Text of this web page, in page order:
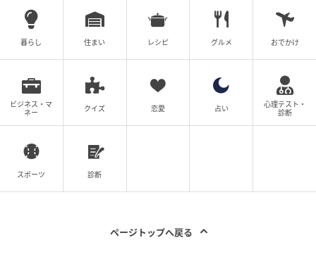
※本記事は、自社で募集したアンケートの回答者300名
の意見を集計した結果に基づき制作しています。社会
全体の意見を代表、あるいは断定するものではないこ
とを、あらかじめご了承ください。
※記事内の情報は執筆時点の内容です。
※コメントは原文ママ
※本記事は自社で募集したアンケートの回答結果をも
調査実施日：2026年6月2日～6月3日
暮らし 住まい レシピ グルメ おでかけ
ビジネス・マ
ネー
クイズ 恋愛 占い
心理テスト・
診断
スポーツ 診断
ページトップへ戻る